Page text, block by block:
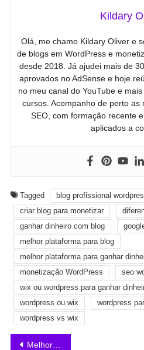
Kildary
Olá, me chamo Kildary Oliver e
de blogs em WordPress e
desde 2018. Já ajudei mais de
aprovados no AdSense e hoje
no meu canal do YouTube e
cursos. Acompanho de perto as
SEO, com formação recente
aplicados a
Tagged
blog profissional
criar blog para monetizar
ganhar dinheiro com blog
melhor plataforma para blog
melhor plataforma para ganhar
monetização WordPress
seo
wix ou wordpress para ganhar
wordpress ou wix
wordpress
wordpress vs wix
Melhor Hospedagem WordPress para Blog Iniciante